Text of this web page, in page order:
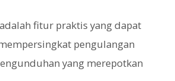
fitur praktis yang dapat
pengulangan
yang merepotkan